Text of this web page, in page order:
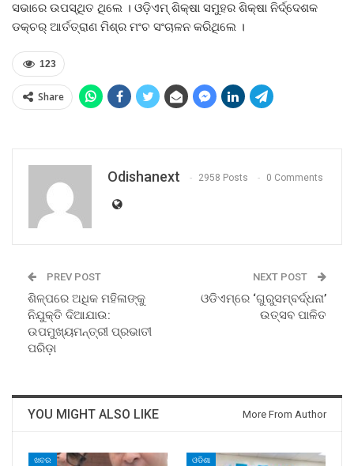
ସଭାରେ ଉପସ୍ଥିତ ଥିଲେ । ଓଡ଼ିଏମ୍ ଶିକ୍ଷା ସମୁହର ଶିକ୍ଷା ନିର୍ଦ୍ଦେଶକ
ଡକ୍ଚର୍ ଆର୍ତତ୍ରାଣ ମିଶ୍ର ମଂଚ ସଂଚାଳନ କରିଥିଲେ ।
123
Share
Odishanext 2958 Posts 0 Comments
PREV POST
ଶିଳ୍ପରେ ଅଧିକ ମହିଳାଙ୍କୁ
ନିଯୁକ୍ତି ଦିଆଯାଉ:
ଉପମୁଖ୍ୟମନ୍ତ୍ରୀ ପ୍ରଭାତୀ
ପରିଡ଼ା
NEXT POST
ଓଡିଏମ୍‌ରେ ‘ଗୁରୁସମ୍ବର୍ଦ୍ଧନା’
ଉତ୍ସବ ପାଳିତ
YOU MIGHT ALSO LIKE More From Author
ଖବର ଓଡିଶା